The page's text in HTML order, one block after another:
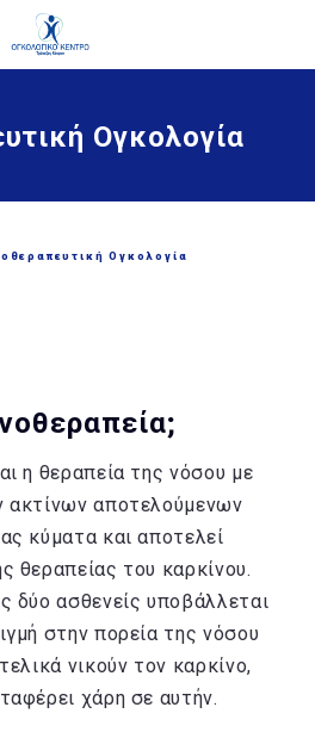
Ογκολογία
Ογκολογία
η θεραπεία της νόσου με
ακτίνων αποτελούμενων
κύματα και αποτελεί
θεραπείας του καρκίνου.
δύο ασθενείς υποβάλλεται
στην πορεία της νόσου
νικούν τον καρκίνο,
χάρη σε αυτήν.